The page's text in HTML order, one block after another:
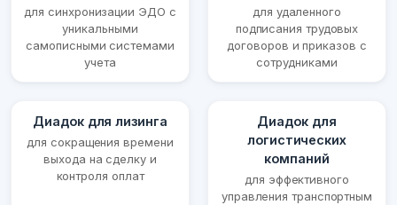
для синхронизации ЭДО с
уникальными
самописными системами
учета
для удаленного
подписания трудовых
договоров и приказов с
сотрудниками
Диадок для лизинга
для сокращения времени
выхода на сделку и
контроля оплат
Диадок для
логистических
компаний
для эффективного
управления транспортным